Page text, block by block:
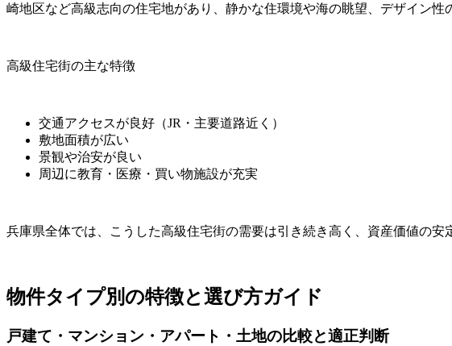
崎地区など高級志向の住宅地があり、静かな住環境や海の眺望、デザイン性
高級住宅街の主な特徴
交通アクセスが良好（JR・主要道路近く）
敷地面積が広い
景観や治安が良い
周辺に教育・医療・買い物施設が充実
兵庫県全体では、こうした高級住宅街の需要は引き続き高く、資産価値の安
物件タイプ別の特徴と選び方ガイド
戸建て・マンション・アパート・土地の比較と適正判断